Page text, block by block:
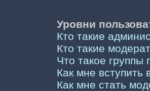
Уровни
Кто такие
Кто такие
Что такое группы
Как мне вступить
Как мне стать